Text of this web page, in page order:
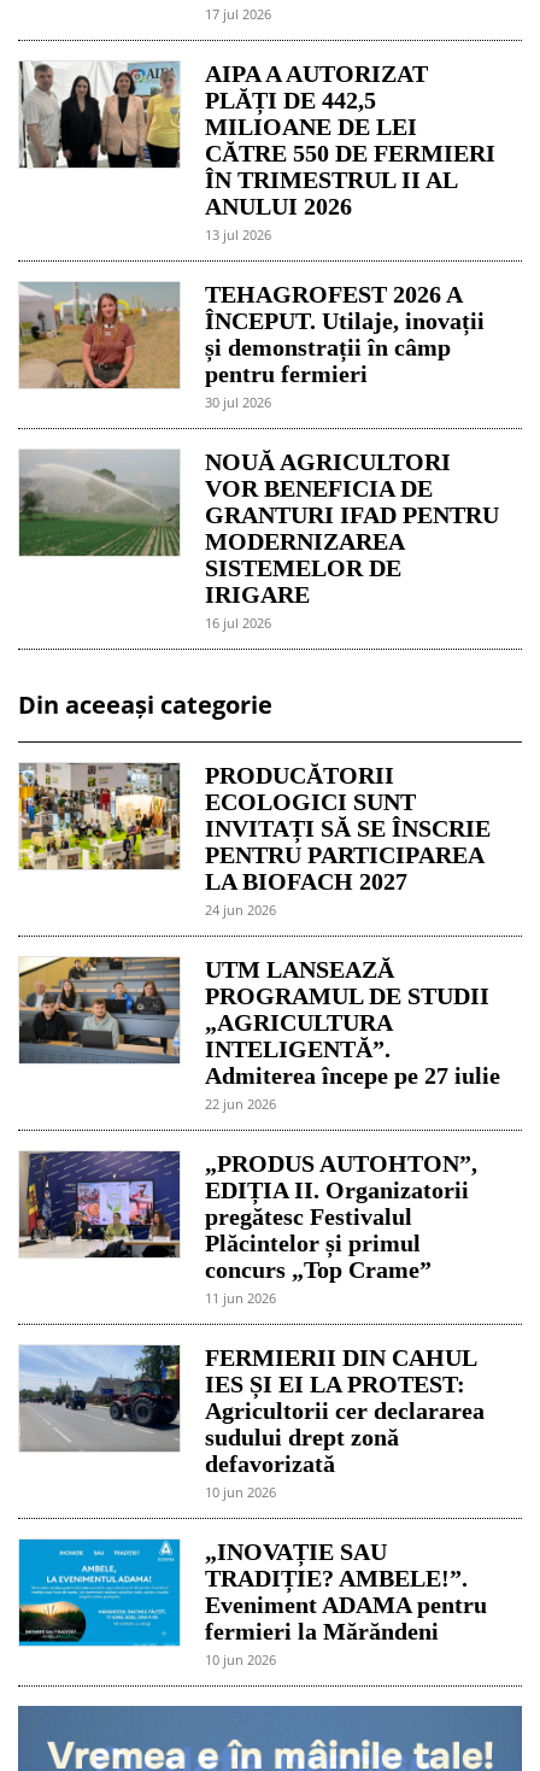
17 jul 2026
AIPA A AUTORIZAT
PLĂȚI DE 442,5
MILIOANE DE LEI
CĂTRE 550 DE FERMIERI
ÎN TRIMESTRUL II AL
ANULUI 2026
13 jul 2026
TEHAGROFEST 2026 A
ÎNCEPUT. Utilaje, inovații
și demonstrații în câmp
pentru fermieri
30 jul 2026
NOUĂ AGRICULTORI
VOR BENEFICIA DE
GRANTURI IFAD PENTRU
MODERNIZAREA
SISTEMELOR DE
IRIGARE
16 jul 2026
Din aceeași categorie
PRODUCĂTORII
ECOLOGICI SUNT
INVITAȚI SĂ SE ÎNSCRIE
PENTRU PARTICIPAREA
LA BIOFACH 2027
24 jun 2026
UTM LANSEAZĂ
PROGRAMUL DE STUDII
„AGRICULTURA
INTELIGENTĂ”.
Admiterea începe pe 27 iulie
22 jun 2026
„PRODUS AUTOHTON”,
EDIȚIA II. Organizatorii
pregătesc Festivalul
Plăcintelor și primul
concurs „Top Crame”
11 jun 2026
FERMIERII DIN CAHUL
IES ȘI EI LA PROTEST:
Agricultorii cer declararea
sudului drept zonă
defavorizată
10 jun 2026
„INOVAȚIE SAU
TRADIȚIE? AMBELE!”.
Eveniment ADAMA pentru
fermieri la Mărăndeni
10 jun 2026